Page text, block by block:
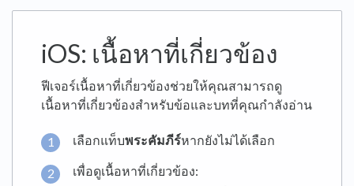
iOS: เนื้อหาที่เกี่ยวข้อง
ฟีเจอร์เนื้อหาที่เกี่ยวข้องช่วยให้คุณสามารถดู
เนื้อหาที่เกี่ยวข้องสำหรับข้อและบทที่คุณกำลังอ่าน
เลือกแท็บพระคัมภีร์หากยังไม่ได้เลือก
เพื่อดูเนื้อหาที่เกี่ยวข้อง: